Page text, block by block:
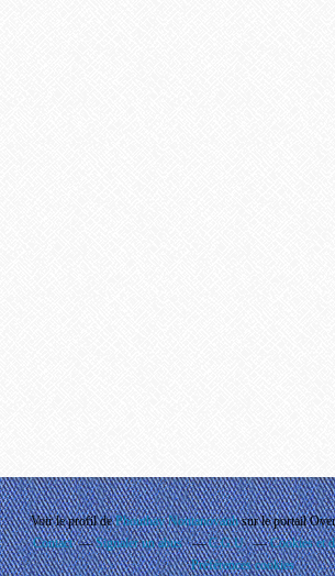
Voir le profil dePhouthay Nontanovanhsur le portail
Contact
Signaler un abus C.G.U.
Cookies et
Préférences cookies